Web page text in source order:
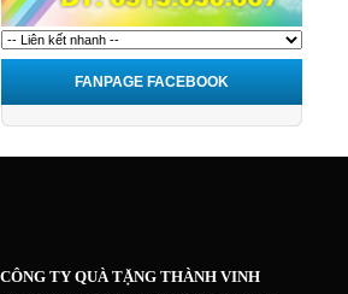
FANPAGE FACEBOOK
CÔNG TY QUÀ TẶNG THÀNH VINH